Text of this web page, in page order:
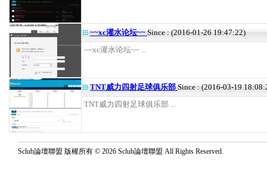
~~xc灌水论坛~~ Since : (2016-01-26 19:47:22)
~~xc灌水论坛~~ ...
TNT威力四射足球俱乐部 Since : (2016-03-19
TNT威力四射足球俱乐部 ...
Sclub論壇聯盟 版權所有 © 2026 Sclub論壇聯盟 All Rights Reserved.